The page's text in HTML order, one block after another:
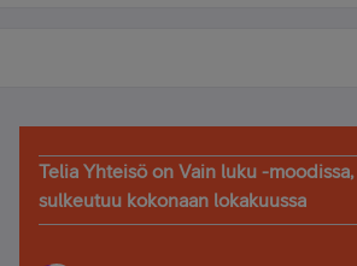
Telia Yhteisö on Vain luku -
sulkeutuu kokonaan lokakuussa